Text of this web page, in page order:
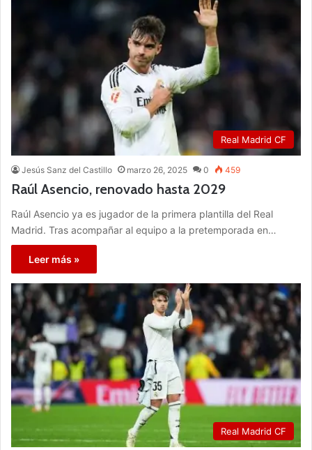
Real Madrid CF
Jesús Sanz del Castillo marzo 26, 2025 0 459
Raúl Asencio, renovado hasta 2029
Raúl Asencio ya es jugador de la primera plantilla del Real
Madrid. Tras acompañar al equipo a la pretemporada en…
Leer más »
Real Madrid CF